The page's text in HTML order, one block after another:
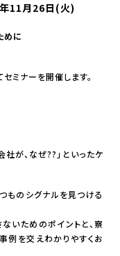
11月26日(火)
めに
ミナーを開催します。
が、なぜ??」といったケ
ものシグナルを見つける
いためのポイントと、察
例を交えわかりやすくお